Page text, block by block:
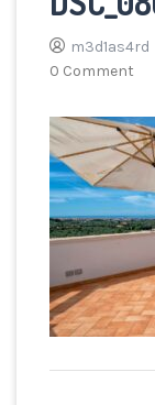
m3d1as4rd
0 Comment